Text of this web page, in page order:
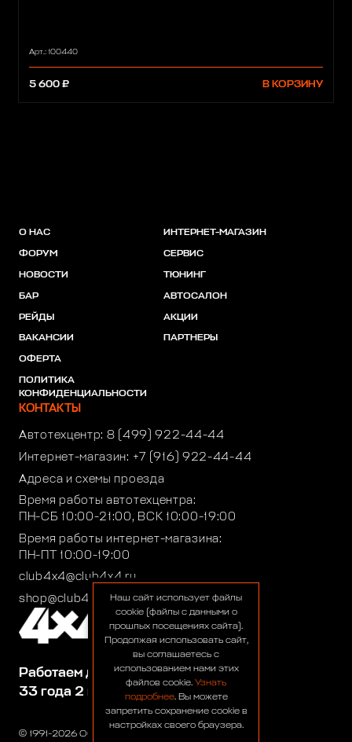
Арт.: 100440
5 600 ₽ В КОРЗИНУ
© 1991-2026 ООО «Сервис 4х4»
Работаем для вас:
33 года 2 месяца 25 дней
О НАС
ФОРУМ
НОВОСТИ
БАР
РЕЙДЫ
ВАКАНСИИ
ОФЕРТА
ПОЛИТИКА
КОНФИДЕНЦИАЛЬНОСТИ
ИНТЕРНЕТ-МАГАЗИН
СЕРВИС
ТЮНИНГ
АВТОСАЛОН
АКЦИИ
ПАРТНЕРЫ
КОНТАКТЫ
Автотехцентр: 8 (499) 922-44-44
Интернет-магазин: +7 (916) 922-44-44
Адреса и схемы проезда
Время работы автотехцентра:
ПН-СБ 10:00-21:00, ВСК 10:00-19:00
Время работы интернет-магазина:
ПН-ПТ 10:00-19:00
club4x4@club4x4.ru
shop@club4x4.ruНаш сайт использует файлы
cookie (файлы с данными о
прошлых посещениях сайта).
Продолжая использовать сайт,
вы соглашаетесь с
использованием нами этих
файлов cookie. Узнать
подробнее. Вы можете
запретить сохранение cookie в
настройках своего браузера.